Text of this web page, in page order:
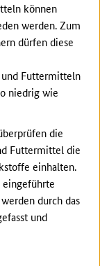
können
werden. Zum
dürfen diese
und Futtermitteln
niedrig wie
die
Futtermittel die
einhalten.
eingeführte
durch das
und